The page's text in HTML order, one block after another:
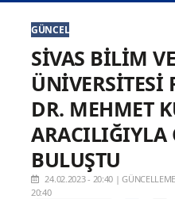
GÜNCEL
SİVAS BİLİM
ÜNİVERSİTESİ
DR. MEHMET
ARACILIĞIYLA
BULUŞTU
24.02.2023 - 20:40 |
20:40